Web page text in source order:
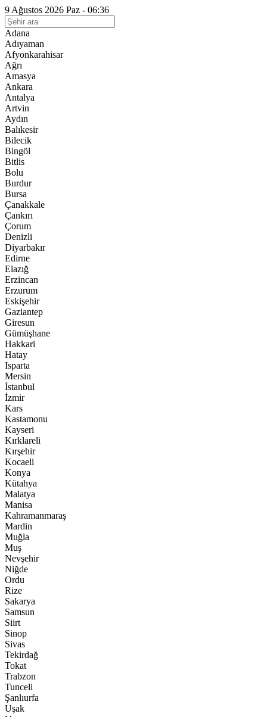
9 Ağustos 2026 Paz - 06:36
Adana
Adıyaman
Afyonkarahisar
Ağrı
Amasya
Ankara
Antalya
Artvin
Aydın
Balıkesir
Bilecik
Bingöl
Bitlis
Bolu
Burdur
Bursa
Çanakkale
Çankırı
Çorum
Denizli
Diyarbakır
Edirne
Elazığ
Erzincan
Erzurum
Eskişehir
Gaziantep
Giresun
Gümüşhane
Hakkari
Hatay
Isparta
Mersin
İstanbul
İzmir
Kars
Kastamonu
Kayseri
Kırklareli
Kırşehir
Kocaeli
Konya
Kütahya
Malatya
Manisa
Kahramanmaraş
Mardin
Muğla
Muş
Nevşehir
Niğde
Ordu
Rize
Sakarya
Samsun
Siirt
Sinop
Sivas
Tekirdağ
Tokat
Trabzon
Tunceli
Şanlıurfa
Uşak